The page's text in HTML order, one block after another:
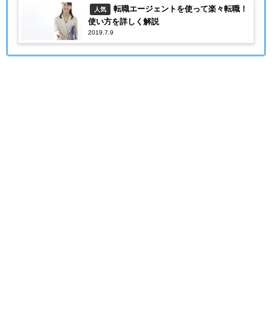
人気
転職エージェントを使って楽々転職！
使い方を詳しく解説
2019.7.9